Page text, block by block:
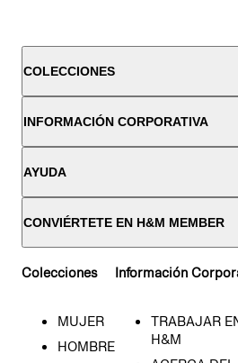
COLECCIONES
INFORMACIÓN CORPORATIVA
AYUDA
CONVIÉRTETE EN H&M MEMBER
Colecciones
MUJER
HOMBRE
Información
TRABAJAR
H&M